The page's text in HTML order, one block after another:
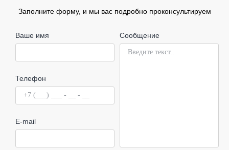
Заполните форму, и мы вас подробно проконсультируем
Ваше имя
Телефон
E-mail
Сообщение